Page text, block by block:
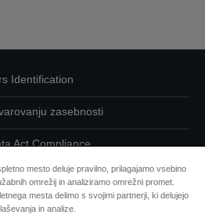
Identification
zasebnosti
Act Compliance
glede svojih podatkov
o piškotkih
mesto deluje pravilno, prilagajamo vsebino
omrežij in analiziramo omrežni promet.
mesta delimo s svojimi partnerji, ki delujejo
in analize.